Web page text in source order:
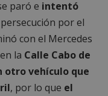
paró e intentó
por el
con el Mercedes
la Calle Cabo de
otro vehículo que
, por lo que el